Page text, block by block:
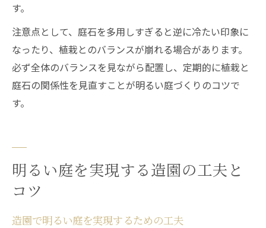
す。
注意点として、庭石を多用しすぎると逆に冷たい印象に
なったり、植栽とのバランスが崩れる場合があります。
必ず全体のバランスを見ながら配置し、定期的に植栽と
庭石の関係性を見直すことが明るい庭づくりのコツで
す。
明るい庭を実現する造園の工夫と
コツ
造園で明るい庭を実現するための工夫